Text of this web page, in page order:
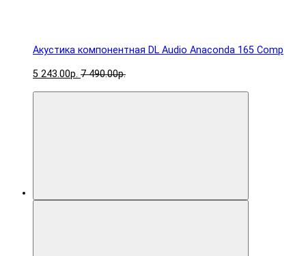
Акустика компонентная DL Audio Anaconda 165 Comp
5 243.00р. 7 490.00р.